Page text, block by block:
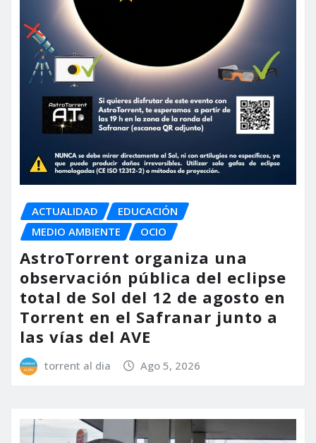
ACTUALIDAD
EDUCACIÓN
MEDIO AMBIENTE
OCIO
AstroTorrent organiza una
observación pública del eclipse
total de Sol del 12 de agosto en
Torrent en el Safranar junto a
las vías del AVE
torrent al dia Ago 5, 2026